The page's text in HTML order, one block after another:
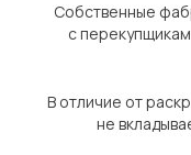
Собственные
с
В отличие от
не